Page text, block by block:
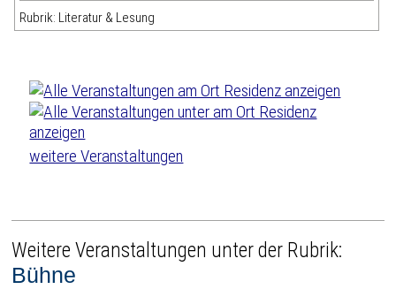
Rubrik: Literatur & Lesung
weitere Veranstaltungen
Weitere Veranstaltungen unter der Rubrik:
Bühne